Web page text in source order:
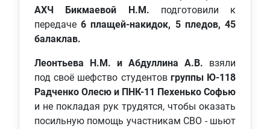
АХЧ Бикмаевой Н.М. подготовили к
передаче6 плащей-накидок, 5 пледов, 45
балаклав.
Леонтьева Н.М. и Абдуллина А.В. взяли
под своё шефство студентов группы Ю-118
Радченко Олесю и ПНК-11 Пехенько Софью
и не покладая рук трудятся, чтобы оказать
посильную помощь участникам СВО - шьют